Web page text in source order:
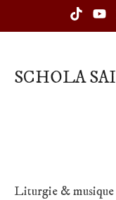
SCHOLA
Liturgie &